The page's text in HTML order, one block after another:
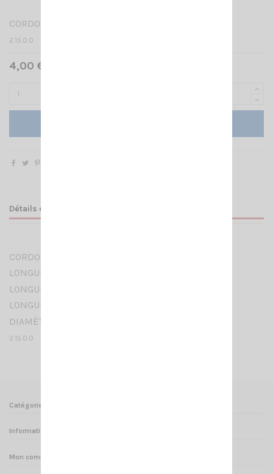
CORDON SPIRALE MICRO 4 FILS + MASSE
2.15.0.0
4,00 € TTC
Détails du produit
CORDON SPIRALE MICRO 4 FILS + MASSE
LONGUEUR SPIRALE AU REPOS : 23CM
LONGUEUR SPIRALE ÉTIRÉE : 140CM
LONGUEUR EXTRÉMITÉ DROITE : 20CM
DIAMÈTRE CÂBLE : 0.6CM
2.15.0.0
Catégories
Informations
Mon compte